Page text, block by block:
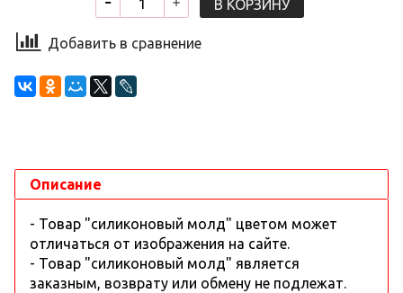
В КОРЗИНУ
Добавить в сравнение
Описание
- Товар "силиконовый молд" цветом может
отличаться от изображения на сайте.
- Товар "силиконовый молд" является
заказным, возврату или обмену не подлежат.